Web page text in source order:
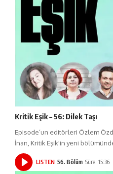
Kritik Eşik – 56: Dilek Taşı
Episode’un editörleri Özlem
İnan, Kritik Eşik'in yeni
LISTEN 56. Bölüm Süre: 15:36